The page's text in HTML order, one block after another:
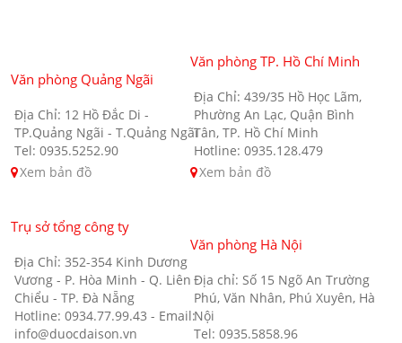
Văn phòng Quảng Ngãi
Địa Chỉ: 12 Hồ Đắc Di -
TP.Quảng Ngãi - T.Quảng Ngãi
Tel: 0935.5252.90
Xem bản đồ
Văn phòng TP. Hồ Chí Minh
Địa Chỉ: 439/35 Hồ Học Lãm,
Phường An Lạc, Quận Bình
Tân, TP. Hồ Chí Minh
Hotline: 0935.128.479
Xem bản đồ
Trụ sở tổng công ty
Địa Chỉ: 352-354 Kinh Dương
Vương - P. Hòa Minh - Q. Liên
Chiểu - TP. Đà Nẵng
Hotline: 0934.77.99.43 - Email:
info@duocdaison.vn
Văn phòng Hà Nội
Địa chỉ: Số 15 Ngõ An Trường
Phú, Văn Nhân, Phú Xuyên, Hà
Nội
Tel: 0935.5858.96